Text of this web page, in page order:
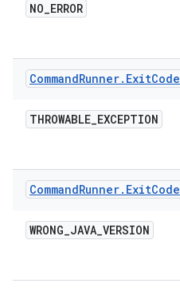
NO_ERROR
CommandRunner. ExitCode
THROWABLE_EXCEPTION
CommandRunner. ExitCode
WRONG_JAVA_VERSION